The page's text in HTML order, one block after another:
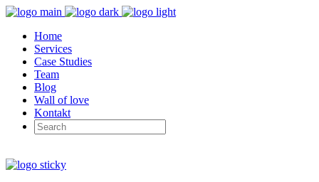
Home
Services
Case Studies
Team
Blog
Wall of love
Kontakt